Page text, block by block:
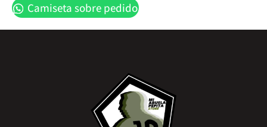
Camiseta sobre pedido